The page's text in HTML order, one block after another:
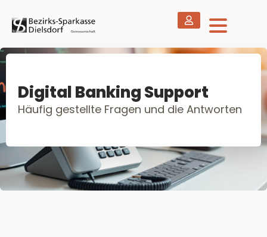
Digital Banking Support
Häufig gestellte Fragen und die Antworten